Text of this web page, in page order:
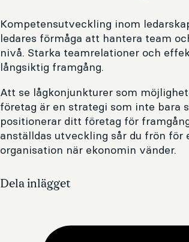
Kompetensutveckling inom
ledares förmåga att hantera team
nivå. Starka teamrelationer och
långsiktig framgång.
Att se lågkonjunkturer som
företag är en strategi som inte bara
positionerar ditt företag för
anställdas utveckling sår du frön
organisation när ekonomin vänder.
Dela inlägget